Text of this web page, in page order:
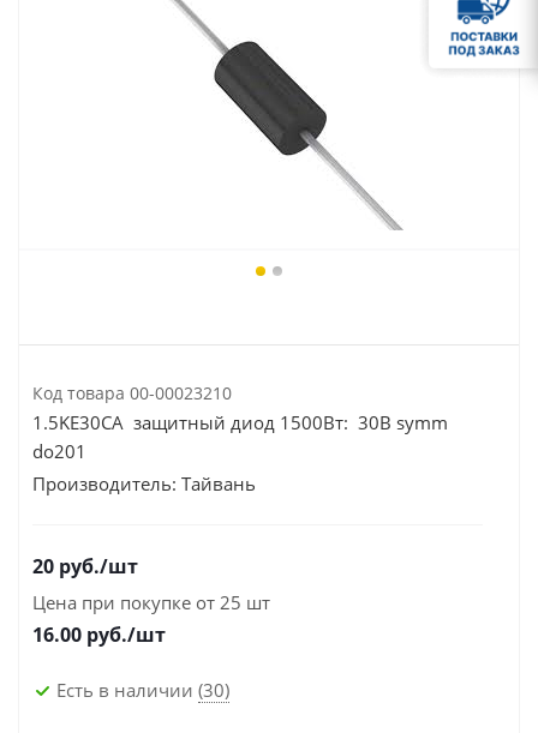
Код товара 00-00023210
1.5KE30CA защитный диод 1500Вт: 30В symm
do201
Производитель: Тайвань
20 руб./шт
Цена при покупке от 25 шт
16.00 руб./шт
Есть в наличии (30)